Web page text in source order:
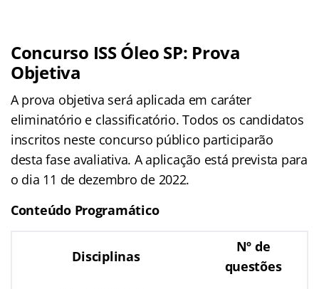
Concurso ISS Óleo SP: Prova
Objetiva
A prova objetiva será aplicada em caráter
eliminatório e classificatório. Todos os candidatos
inscritos neste concurso público participarão
desta fase avaliativa. A aplicação está prevista para
o dia 11 de dezembro de 2022.
Conteúdo Programático
Disciplinas
Nº de
questões